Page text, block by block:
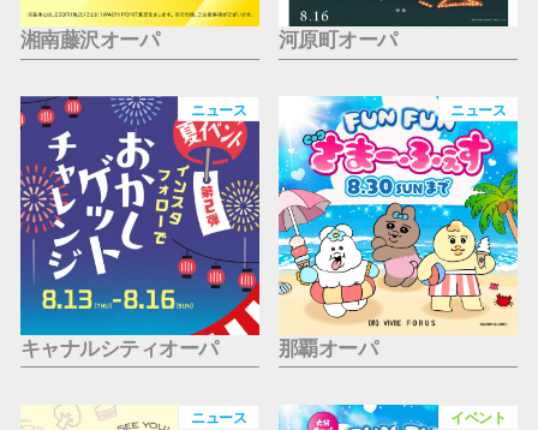
湘南藤沢オーパ 河原町オーパ
ニュース
キャナルシティオーパ
ニュース
那覇オーパ
ニュース イベント